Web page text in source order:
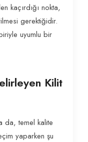
kaçırdığı nokta,
gerektiğidir.
uyumlu bir
Kilit
da, temel kalite
yaparken şu